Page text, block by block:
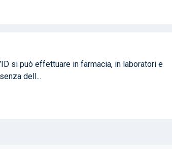
si può effettuare in farmacia, in laboratori e
dell...